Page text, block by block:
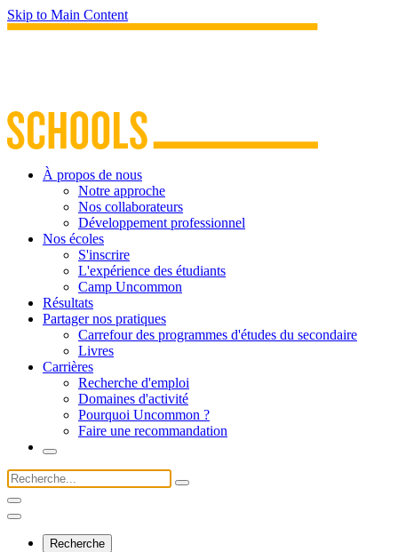
Skip to Main Content
À propos de nous
Notre approche
Nos collaborateurs
Développement professionnel
Nos écoles
S'inscrire
L'expérience des étudiants
Camp Uncommon
Résultats
Partager nos pratiques
Carrefour des programmes d'études du secondaire
Livres
Carrières
Recherche d'emploi
Domaines d'activité
Pourquoi Uncommon ?
Faire une recommandation
Recherche